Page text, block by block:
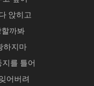
앉히고
까봐
하지마
를 틀어
어버려